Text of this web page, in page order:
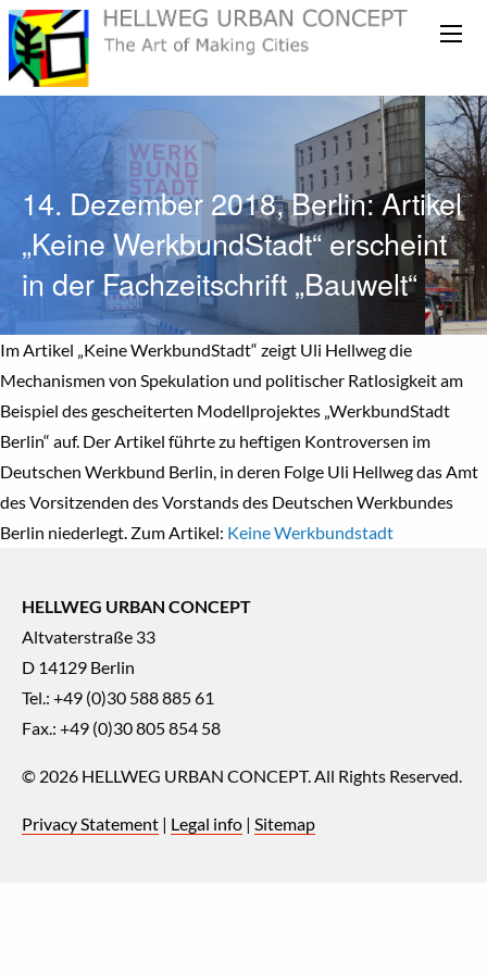
14. Dezember 2018, Berlin: Artikel
„Keine WerkbundStadt“ erscheint
in der Fachzeitschrift „Bauwelt“
Im Artikel „Keine WerkbundStadt“ zeigt Uli Hellweg die
Mechanismen von Spekulation und politischer Ratlosigkeit am
Beispiel des gescheiterten Modellprojektes „WerkbundStadt
Berlin“ auf. Der Artikel führte zu heftigen Kontroversen im
Deutschen Werkbund Berlin, in deren Folge Uli Hellweg das Amt
des Vorsitzenden des Vorstands des Deutschen Werkbundes
Berlin niederlegt. Zum Artikel: Keine Werkbundstadt
HELLWEG URBAN CONCEPT
Altvaterstraße 33
D 14129 Berlin
Tel.: +49 (0)30 588 885 61
Fax.: +49 (0)30 805 854 58
© 2026 HELLWEG URBAN CONCEPT. All Rights Reserved.
Privacy Statement | Legal info | Sitemap